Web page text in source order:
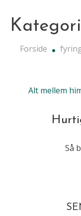
Forside
Alt mellem
Så